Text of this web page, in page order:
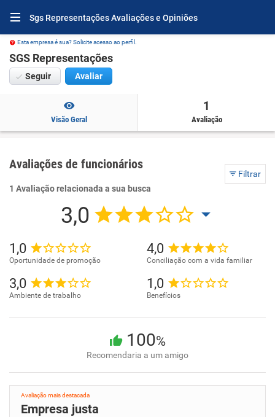
Sgs Representações Avaliações e Opiniões
Esta empresa é sua? Solicite acesso ao perfil.
SGS Representações
Seguir Avaliar
Visão Geral
1
Avaliação
Avaliações de funcionários
Filtrar
1 Avaliação relacionada a sua busca
3,0
1,0
Oportunidade de promoção
4,0
Conciliação com a vida familiar
3,0
Ambiente de trabalho
1,0
Benefícios
100%
Recomendaria a um amigo
Avaliação mais destacada
Empresa justa